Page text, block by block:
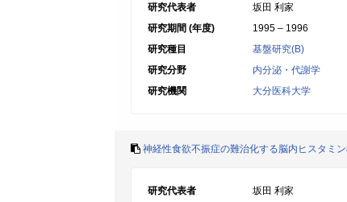
研究代表者
坂田 利家
研究期間 (年度)
1995 – 1996
研究種目
基盤研究(B)
研究分野
内分泌・代謝学
研究機関
大分医科大学
神経性食欲不振症の難治化する脳内ヒスタミ
研究代表者 坂田 利家